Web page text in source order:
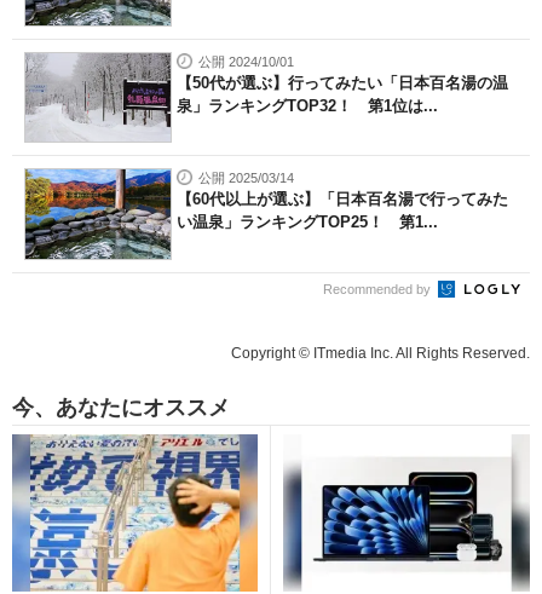
公開 2024/10/01
【50代が選ぶ】行ってみたい「日本百名湯の温
泉」ランキングTOP32！ 第1位は...
公開 2025/03/14
【60代以上が選ぶ】「日本百名湯で行ってみた
い温泉」ランキングTOP25！ 第1...
Recommended by
Copyright © ITmedia Inc. All Rights Reserved.
今、あなたにオススメ